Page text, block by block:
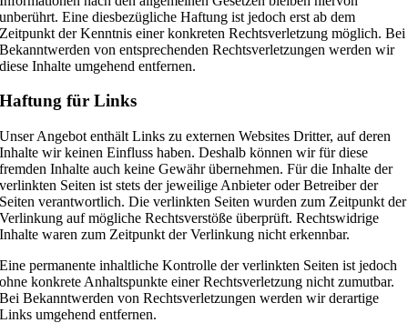
unberührt. Eine diesbezügliche Haftung ist jedoch erst ab dem
Zeitpunkt der Kenntnis einer konkreten Rechtsverletzung möglich. Bei
Bekanntwerden von entsprechenden Rechtsverletzungen werden wir
diese Inhalte umgehend entfernen.
Haftung für Links
Unser Angebot enthält Links zu externen Websites Dritter, auf deren
Inhalte wir keinen Einfluss haben. Deshalb können wir für diese
fremden Inhalte auch keine Gewähr übernehmen. Für die Inhalte der
verlinkten Seiten ist stets der jeweilige Anbieter oder Betreiber der
Seiten verantwortlich. Die verlinkten Seiten wurden zum Zeitpunkt der
Verlinkung auf mögliche Rechtsverstöße überprüft. Rechtswidrige
Inhalte waren zum Zeitpunkt der Verlinkung nicht erkennbar.
Eine permanente inhaltliche Kontrolle der verlinkten Seiten ist jedoch
ohne konkrete Anhaltspunkte einer Rechtsverletzung nicht zumutbar.
Bei Bekanntwerden von Rechtsverletzungen werden wir derartige
Links umgehend entfernen.